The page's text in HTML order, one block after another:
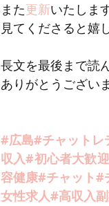
また更新いたしま
見てくださると嬉
長文を最後まで読
ありがとうござい
#広島#チャットレ
収入#初心者大歓
容健康#チャット#
女性求人#高収入